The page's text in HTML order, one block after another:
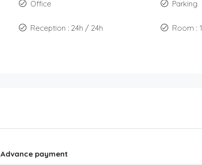
Office Parking
Reception : 24h / 24h Room : 1
Advance payment